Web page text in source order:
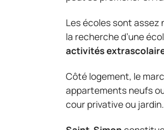
Les écoles sont assez
la recherche d’une
activités
Côté logement, le
appartements neufs
cour privative ou jardin.